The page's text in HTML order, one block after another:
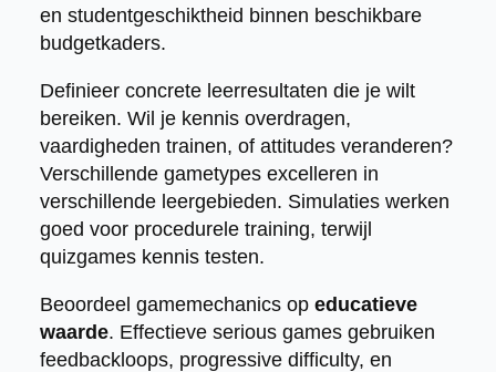
en studentgeschiktheid binnen beschikbare
budgetkaders.
Definieer concrete leerresultaten die je wilt
bereiken. Wil je kennis overdragen,
vaardigheden trainen, of attitudes veranderen?
Verschillende gametypes excelleren in
verschillende leergebieden. Simulaties werken
goed voor procedurele training, terwijl
quizgames kennis testen.
Beoordeel gamemechanics op educatieve
waarde. Effectieve serious games gebruiken
feedbackloops, progressive difficulty, en